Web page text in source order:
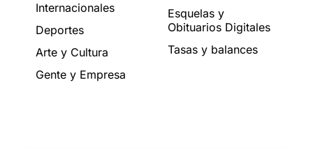
Internacionales
Deportes
Arte y Cultura
Gente y Empresa
Esquelas y
Obituarios Digitales
Tasas y balances